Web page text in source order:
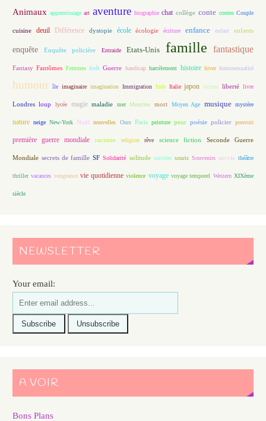
Animaux apprentissage art aventure biographie chat collège conte contes Couple
cuisine deuil Différence dystopie école écologie écriture enfance enfant enfants
enquête Enquête policière Entraide Etats-Unis famille fantastique
Fantasy Fantômes Femmes forêt Guerre handicap harcèlement histoire hiver homosexualité
humour île imaginaire imagination Immigration Inde Italie japon lecture liberté livre
Londres loup lycée magie maladie mer Meurtres mort Moyen Age musique mystère
nature neige New-York Noël nouvelles Ours Paris peinture peur poésie policier pouvoir
première guerre mondiale racisme religion rêve science fiction Seconde Guerre
Mondiale secrets de famille SF Solidarité solitude sorcière souris Souvenirs survie théâtre
thriller vacances vengeance vie quotidienne violence voyage voyage temporel Western XIXème
siècle
NEWSLETTER
Your email:
A VOIR
Bons Plans